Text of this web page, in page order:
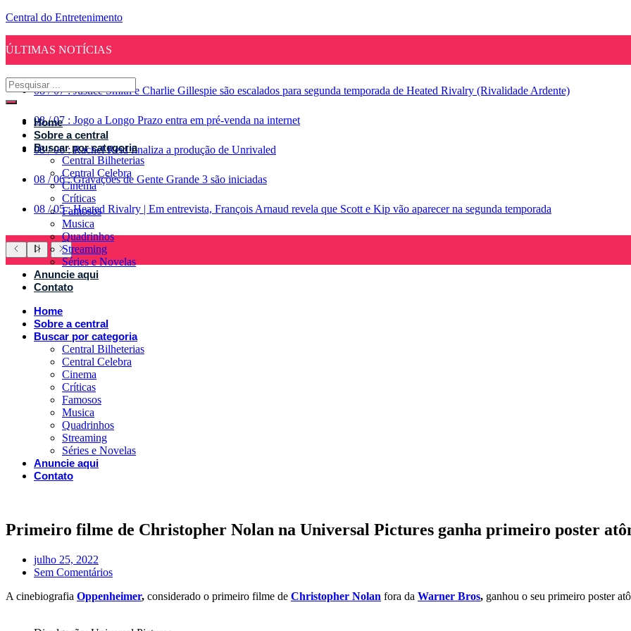
Central do Entretenimento
ÚLTIMAS NOTÍCIAS
08 / 07 : Justice Smith e Charlie Gillespie são escalados para segunda temporada de Heated Rivalry (Rivalidade Ardente)
08 / 07 : Jogo a Longo Prazo entra em pré-venda na internet
08 / 06 : Rachel Reid finaliza a produção de Unrivaled
08 / 06 : Gravações de Gente Grande 3 são iniciadas
08 / 05 : Heated Rivalry | Em entrevista, François Arnaud revela que Scott e Kip vão aparecer na segunda temporada
Home
Sobre a central
Buscar por categoria
Central Bilheterias
Central Celebra
Cinema
Críticas
Famosos
Musica
Quadrinhos
Streaming
Séries e Novelas
Anuncie aqui
Contato
Home
Sobre a central
Buscar por categoria
Central Bilheterias
Central Celebra
Cinema
Críticas
Famosos
Musica
Quadrinhos
Streaming
Séries e Novelas
Anuncie aqui
Contato
Primeiro filme de Christopher Nolan na Universal Pictures ganha primeiro poster
julho 25, 2022
Sem Comentários
A cinebiografia Oppenheimer, considerado o primeiro filme de Christopher Nolan fora da Warner Bros, ganhou o seu primeiro poster